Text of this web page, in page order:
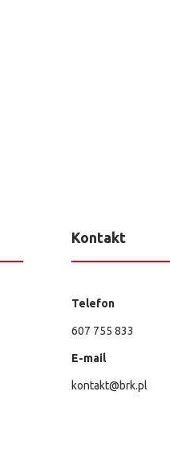
Kontakt
Telefon
607 755 833
E-mail
kontakt@brk.pl